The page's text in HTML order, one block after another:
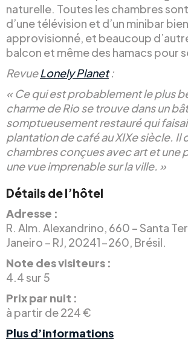
naturelle. Toutes les chambres
d’une télévision et d’un minibar bien
approvisionné, et beaucoup
balcon et même des hamacs pour
RevueLonely Planet:
« Ce qui est probablement le plus
charme de Rio se trouve dans un
somptueusement restauré qui
plantation de café au XIXe siècle. Il
chambres conçues avec art et une
une vue imprenable sur la ville. »
Détails de l’hôtel
Adresse :
R. Alm. Alexandrino, 660 – Santa
Janeiro – RJ, 20241-260, Brésil.
Note des visiteurs :
4.4 sur 5
Prix par nuit :
à partir de 224 €
Plus d’informations